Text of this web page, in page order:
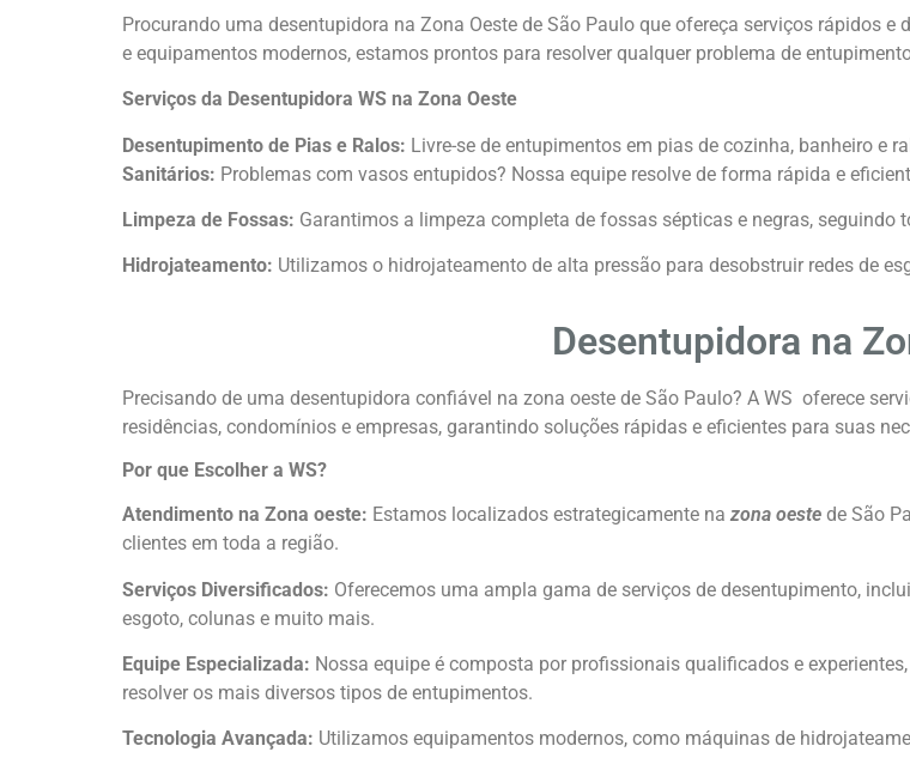
Procurando uma desentupidora na Zona Oeste de São Paulo que ofereça serviços rápidos
e equipamentos modernos, estamos prontos para resolver qualquer problema de
Serviços da Desentupidora WS na Zona Oeste
Desentupimento de Pias e Ralos: Livre-se de entupimentos em pias de cozinha, banheiro e
Sanitários: Problemas com vasos entupidos? Nossa equipe resolve de forma rápida e
Limpeza de Fossas: Garantimos a limpeza completa de fossas sépticas e negras, seguindo
Hidrojateamento: Utilizamos o hidrojateamento de alta pressão para desobstruir redes de
Desentupidora na
Precisando de uma desentupidora confiável na zona oeste de São Paulo? A WS oferece
residências, condomínios e empresas, garantindo soluções rápidas e eficientes para suas
Por que Escolher a WS?
Atendimento na Zona oeste: Estamos localizados estrategicamente na zona oeste de São
clientes em toda a região.
Serviços Diversificados: Oferecemos uma ampla gama de serviços de desentupimento,
esgoto, colunas e muito mais.
Equipe Especializada: Nossa equipe é composta por profissionais qualificados e
resolver os mais diversos tipos de entupimentos.
Tecnologia Avançada: Utilizamos equipamentos modernos, como máquinas de